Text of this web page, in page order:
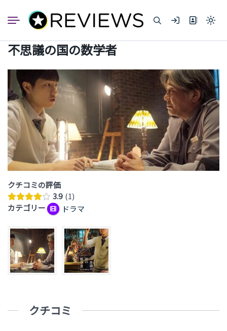
ン
Light
dark)
不思議の国の数学者
クチコミの評価
3.9 1
カテゴリー
ドラマ
クチコミ